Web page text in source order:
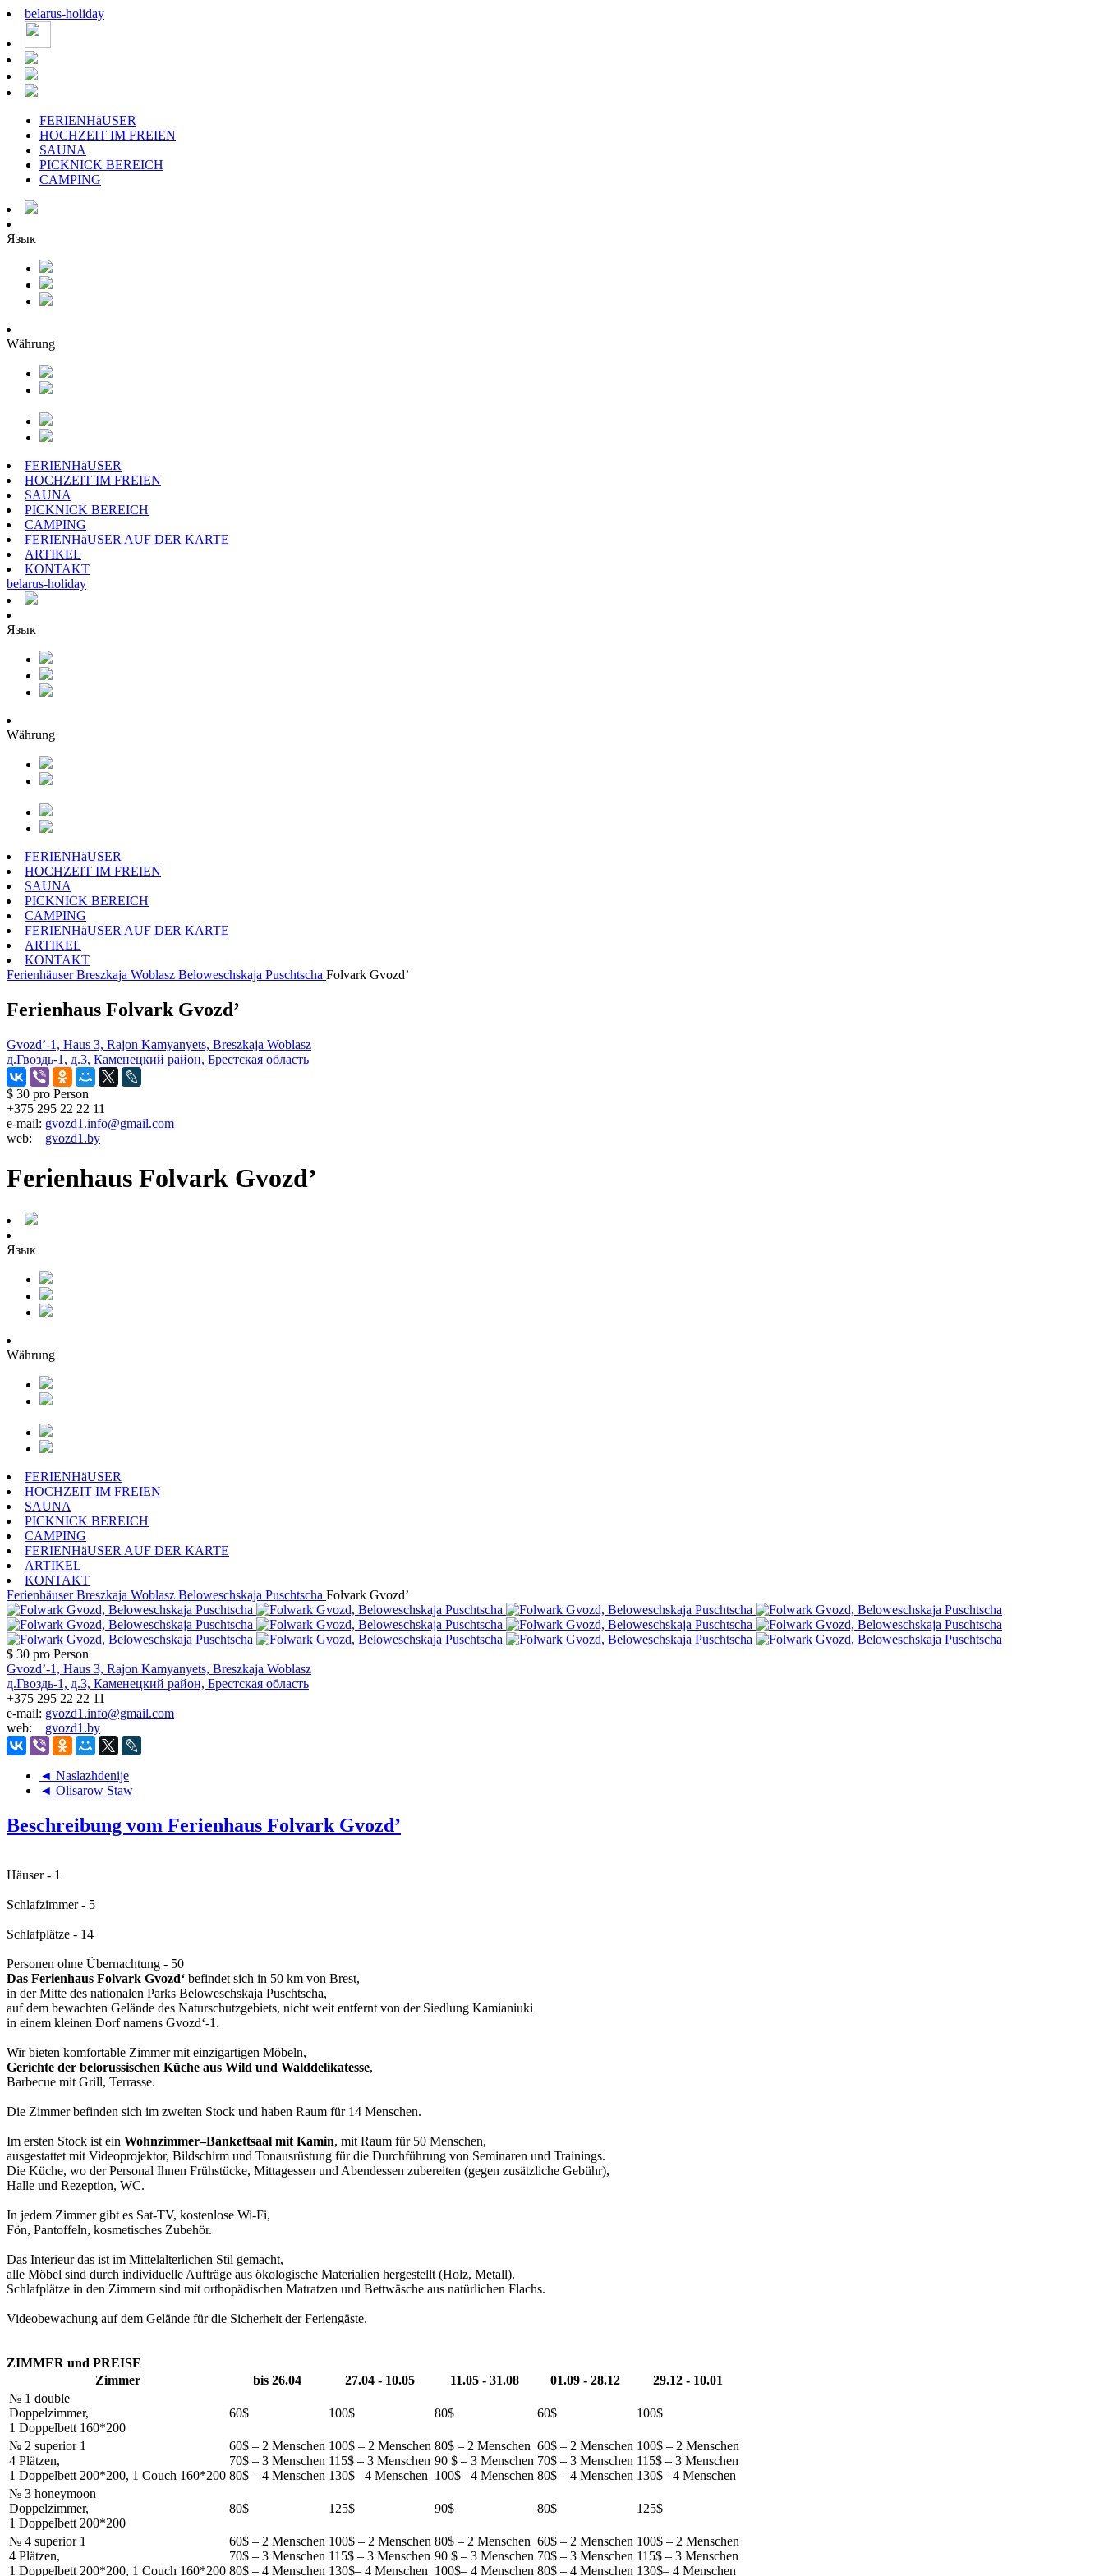
belarus-holiday
FERIENHäUSER
HOCHZEIT IM FREIEN
SAUNA
PICKNICK BEREICH
CAMPING
Язык
Währung
FERIENHäUSER
HOCHZEIT IM FREIEN
SAUNA
PICKNICK BEREICH
CAMPING
FERIENHäUSER AUF DER KARTE
ARTIKEL
KONTAKT
belarus-holiday
Язык
Währung
FERIENHäUSER
HOCHZEIT IM FREIEN
SAUNA
PICKNICK BEREICH
CAMPING
FERIENHäUSER AUF DER KARTE
ARTIKEL
KONTAKT
Ferienhäuser Breszkaja Woblasz Beloweschskaja Puschtscha Folvark Gvozd’
Ferienhaus Folvark Gvozd’
Gvozd’-1, Haus 3, Rajon Kamyanyets, Breszkaja Woblasz
д.Гвоздь-1, д.3, Каменецкий район, Брестская область
$ 30 pro Person
+375 295 22 22 11
e-mail: gvozd1.info@gmail.com
web: gvozd1.by
Ferienhaus Folvark Gvozd’
Язык
Währung
FERIENHäUSER
HOCHZEIT IM FREIEN
SAUNA
PICKNICK BEREICH
CAMPING
FERIENHäUSER AUF DER KARTE
ARTIKEL
KONTAKT
Ferienhäuser Breszkaja Woblasz Beloweschskaja Puschtscha Folvark Gvozd’
$ 30 pro Person
Gvozd’-1, Haus 3, Rajon Kamyanyets, Breszkaja Woblasz
д.Гвоздь-1, д.3, Каменецкий район, Брестская область
+375 295 22 22 11
e-mail: gvozd1.info@gmail.com
web: gvozd1.by
◄ Naslazhdenije
◄ Olisarow Staw
Beschreibung vom Ferienhaus Folvark Gvozd’
Häuser - 1
Schlafzimmer - 5
Schlafplätze - 14
Personen ohne Übernachtung - 50
Das Ferienhaus Folvark Gvozd‘ befindet sich in 50 km von Brest,
in der Mitte des nationalen Parks Beloweschskaja Puschtscha,
auf dem bewachten Gelände des Naturschutzgebiets, nicht weit entfernt von der Siedlung Kamianiuki
in einem kleinen Dorf namens Gvozd‘-1.
Wir bieten komfortable Zimmer mit einzigartigen Möbeln,
Gerichte der belorussischen Küche aus Wild und Walddelikatesse,
Barbecue mit Grill, Terrasse.
Die Zimmer befinden sich im zweiten Stock und haben Raum für 14 Menschen.
Im ersten Stock ist ein Wohnzimmer–Bankettsaal mit Kamin, mit Raum für 50 Menschen,
ausgestattet mit Videoprojektor, Bildschirm und Tonausrüstung für die Durchführung von Seminaren und Trainings.
Die Küche, wo der Personal Ihnen Frühstücke, Mittagessen und Abendessen zubereiten (gegen zusätzliche Gebühr),
Halle und Rezeption, WC.
In jedem Zimmer gibt es Sat-TV, kostenlose Wi-Fi,
Fön, Pantoffeln, kosmetisches Zubehör.
Das Interieur das ist im Mittelalterlichen Stil gemacht,
alle Möbel sind durch individuelle Aufträge aus ökologische Materialien hergestellt (Holz, Metall).
Schlafplätze in den Zimmern sind mit orthopädischen Matratzen und Bettwäsche aus natürlichen Flachs.
Videobewachung auf dem Gelände für die Sicherheit der Feriengäste.
ZIMMER und PREISE
Zimmer
bis 26.04 27.04 - 10.05 11.05 - 31.08 01.09 - 28.12
29.12 - 10.01
№ 1 double
Doppelzimmer,
1 Doppelbett 160*200
60$ 100$ 80$ 60$ 100$
№ 2 superior 1
4 Plätzen,
1 Doppelbett 200*200, 1 Couch 160*200
60$ – 2 Menschen
70$ – 3 Menschen
80$ – 4 Menschen
100$ – 2 Menschen
115$ – 3 Menschen
130$– 4 Menschen
80$ – 2 Menschen
90 $ – 3 Menschen
100$– 4 Menschen
60$ – 2 Menschen
70$ – 3 Menschen
80$ – 4 Menschen
100$ – 2 Menschen
115$ – 3 Menschen
130$– 4 Menschen
№ 3 honeymoon
Doppelzimmer,
1 Doppelbett 200*200
80$ 125$ 90$ 80$ 125$
№ 4 superior 1
4 Plätzen,
1 Doppelbett 200*200, 1 Couch 160*200
60$ – 2 Menschen
70$ – 3 Menschen
80$ – 4 Menschen
100$ – 2 Menschen
115$ – 3 Menschen
130$– 4 Menschen
80$ – 2 Menschen
90 $ – 3 Menschen
100$– 4 Menschen
60$ – 2 Menschen
70$ – 3 Menschen
80$ – 4 Menschen
100$ – 2 Menschen
115$ – 3 Menschen
130$– 4 Menschen